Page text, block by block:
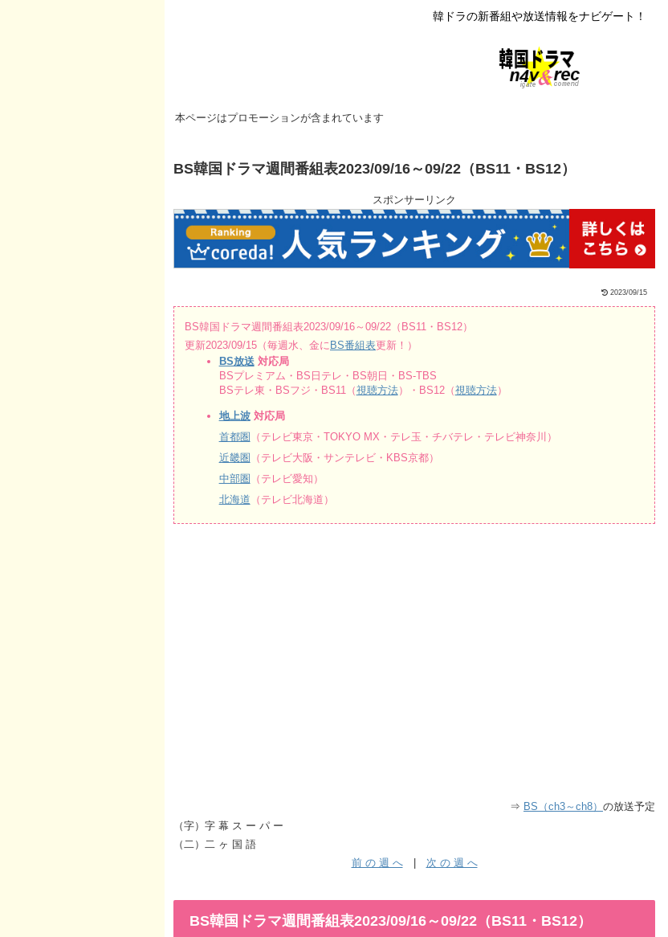
韓ドラの新番組や放送情報をナビゲート！
本ページはプロモーションが含まれています
BS韓国ドラマ週間番組表2023/09/16～09/22（BS11・BS12）
スポンサーリンク
2023/09/15
BS韓国ドラマ週間番組表2023/09/16～09/22（BS11・BS12）
更新2023/09/15（毎週水、金に BS番組表更新！）
BS放送対応局
BSプレミアム・BS日テレ・BS朝日・BS-TBS
BSテレ東・BSフジ・BS11（視聴方法）・BS12（視聴方法）
地上波対応局
首都圏
（テレビ東京・TOKYO MX・テレ玉・チバテレ・テレビ神奈川）
近畿圏
（テレビ大阪・サンテレビ・KBS京都）
中部圏
（テレビ愛知）
北海道 （テレビ北海道）
⇒ BS（ch3～ch8） の放送予定
（字）字 幕 ス ー パ ー
（二）二 ヶ 国 語
前 の 週 へ| 次 の 週 へ
BS韓国ドラマ週間番組表2023/09/16～09/22（BS11・BS12）